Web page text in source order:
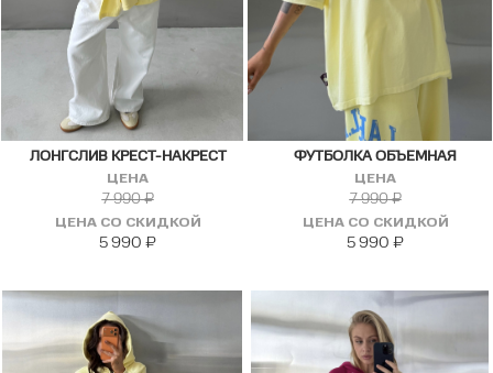
ЛОНГСЛИВ КРЕСТ-НАКРЕСТ
ЦЕНА
7 990₽
ЦЕНА СО СКИДКОЙ
5 990 ₽
ФУТБОЛКА ОБЪЕМНАЯ
ЦЕНА
7 990₽
ЦЕНА СО СКИДКОЙ
5 990 ₽